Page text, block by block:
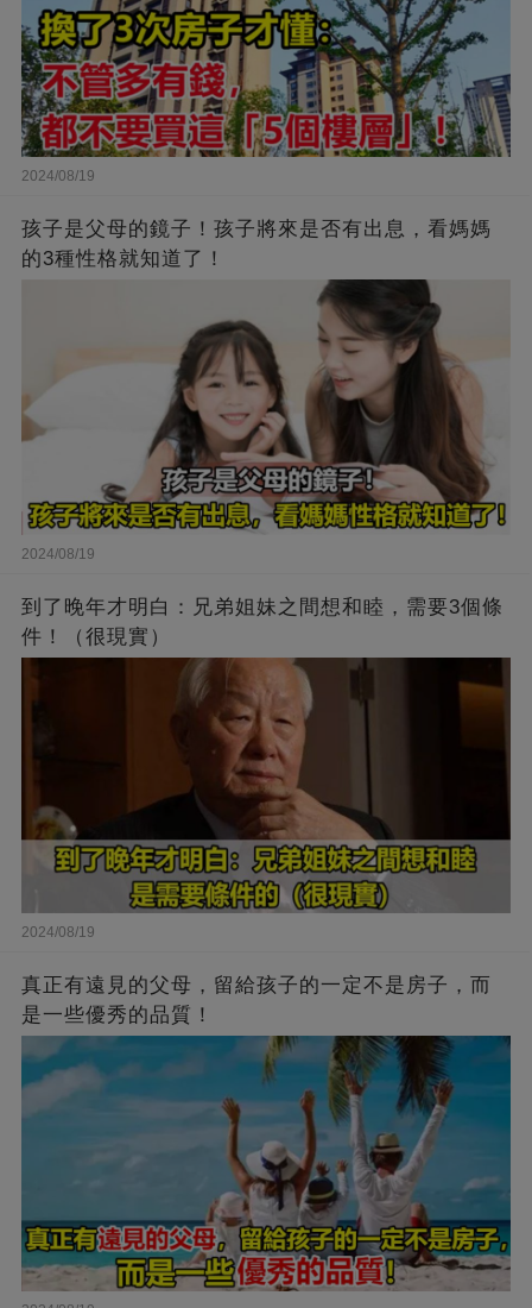
2024/08/19
孩子是父母的鏡子！孩子將來是否有出息，看媽媽
的3種性格就知道了！
2024/08/19
到了晚年才明白：兄弟姐妹之間想和睦，需要3個條
件！（很現實）
2024/08/19
真正有遠見的父母，留給孩子的一定不是房子，而
是一些優秀的品質！